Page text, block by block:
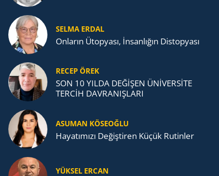
SELMA ERDAL
Onların Ütopyası, İnsanlığın Distopyası
RECEP ÖREK
SON 10 YILDA DEĞİŞEN ÜNİVERSİTE
TERCİH DAVRANIŞLARI
ASUMAN KÖSEOĞLU
Ha­ya­tı­mı­zı De­ğiş­ti­ren Küçük Ru­tin­ler
YÜKSEL ERCAN